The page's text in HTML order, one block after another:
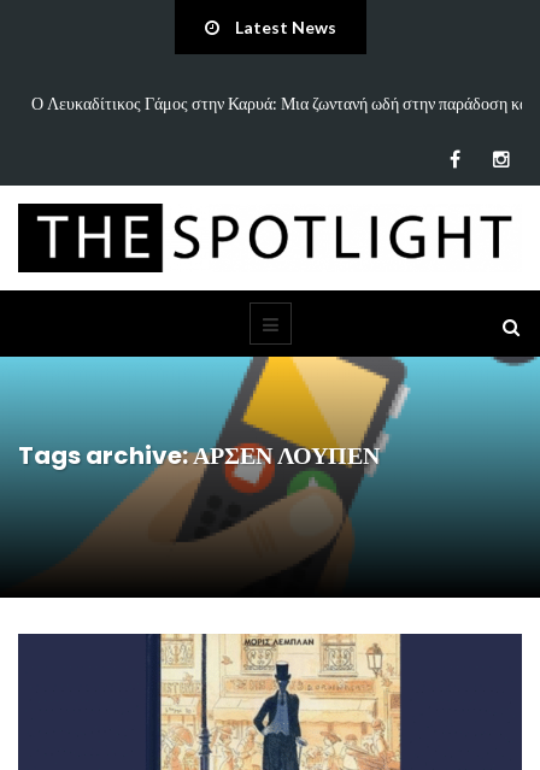
Latest News
και «Άννα Είσαι Καλά;»: Το νέο τραγούδι του Δημήτρη Πανανάκη
Tags archive: ΑΡΣΕΝ ΛΟΥΠΕΝ